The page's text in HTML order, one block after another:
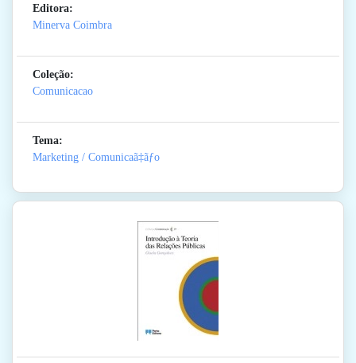
Editora:
Minerva Coimbra
Coleção:
Comunicacao
Tema:
Marketing / Comunicaã‡ãƒo